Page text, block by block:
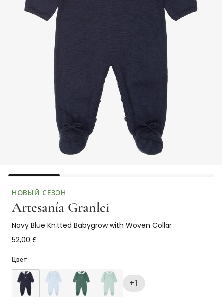
НОВЫЙ СЕЗОН
Artesanía Granlei
Navy Blue Knitted Babygrow with Woven Collar
52,00 £
Цвет
+1